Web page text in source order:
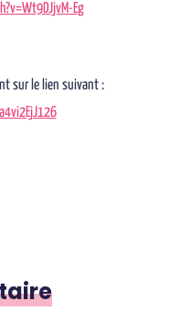
Eg
sur le lien suivant :